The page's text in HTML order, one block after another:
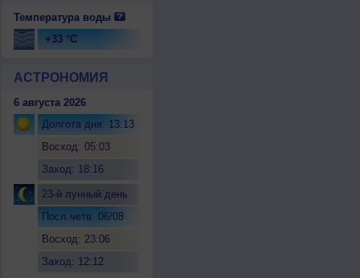
Температура воды
+33 °C
АСТРОНОМИЯ
6 августа 2026
Долгота дня: 13:13
Восход: 05:03
Заход: 18:16
23-й лунный день
Посл.четв. 06/08
Восход: 23:06
Заход: 12:12